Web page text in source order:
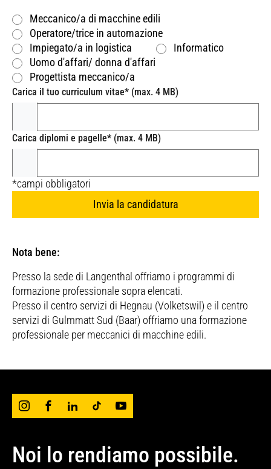
Meccanico/a di macchine edili
Operatore/trice in automazione
Impiegato/a in logistica
Informatico
Uomo d'affari/ donna d'affari
Progettista meccanico/a
Carica il tuo curriculum vitae* (max. 4 MB)
Carica diplomi e pagelle* (max. 4 MB)
*campi obbligatori
Invia la candidatura
Nota bene:
Presso la sede di Langenthal offriamo i programmi di
formazione professionale sopra elencati.
Presso il centro servizi di Hegnau (Volketswil) e il centro
servizi di Gulmmatt Sud (Baar) offriamo una formazione
professionale per meccanici di macchine edili.
Noi lo rendiamo possibile.